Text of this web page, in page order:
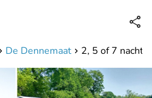
Bereikbaar tot 23:00 uur
De Dennemaat 2, 5 of 7